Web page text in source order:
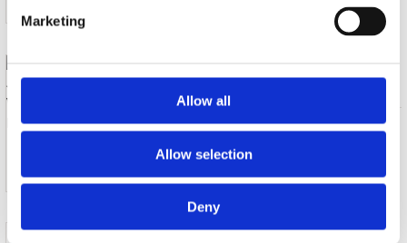
Marketing
Allow all
Allow selection
Deny
Boek (1) € 18.95
Levertijd: Onbekend